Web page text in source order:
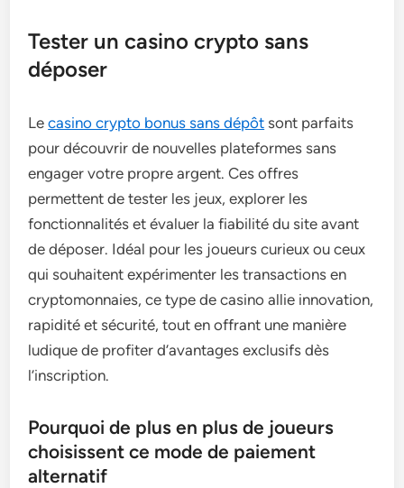
Tester un casino crypto sans
déposer
Lecasino crypto bonus sans dépôt sont parfaits
pour découvrir de nouvelles plateformes sans
engager votre propre argent. Ces offres
permettent de tester les jeux, explorer les
fonctionnalités et évaluer la fiabilité du site avant
de déposer. Idéal pour les joueurs curieux ou ceux
qui souhaitent expérimenter les transactions en
cryptomonnaies, ce type de casino allie innovation,
rapidité et sécurité, tout en offrant une manière
ludique de profiter d’avantages exclusifs dès
l’inscription.
Pourquoi de plus en plus de joueurs
choisissent ce mode de paiement
alternatif